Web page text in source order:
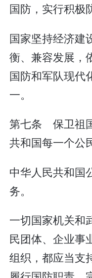
国防，实行积极
国家坚持经济建
衡、兼容发展，
国防和军队现代
一。
第七条 保卫祖
共和国每一个公
中华人民共和国
务。
一切国家机关和
民团体、企业事
组织，都应当支